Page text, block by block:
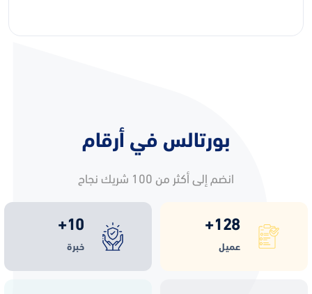
بورتالس في أرقام
انضم إلى أكثر من 100 شريك نجاح
+128
عميل
+10
خبرة